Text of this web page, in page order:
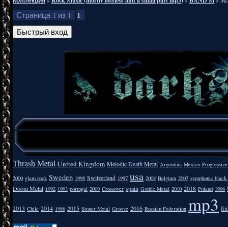
Страница 1 из 1 1
Thrash Metal United Kingdom Melodic Death Metal Argentīnā Mexico Progressive
2000 glam rock Sweden 1998 Switzerland 1997 usa 2008 Belgium 2007 symphonic
Doom Metal 1992 1993 portugal 2009 Crossover spain Gothic Metal 2010 2018 Poland 1996
2013 Chile 2014 1986 2015 Stoner Metal Groove 2016 Russian Federation mp3